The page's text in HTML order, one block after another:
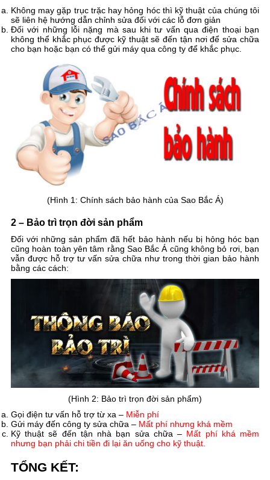
Không may gặp trục trặc hay hỏng hóc thì kỹ thuật của chúng tôi
sẽ liên hệ hướng dẫn chỉnh sửa đối với các lỗ đơn giản
Đối với những lỗi nặng mà sau khi tư vấn qua điện thoại bạn
không thể khắc phục được kỹ thuật sẽ đến tận nơi để sửa chữa
cho bạn hoặc bạn có thể gửi máy qua công ty để khắc phục.
(Hình 1: Chính sách bảo hành của Sao Bắc Á)
2 – Bảo trì trọn đời sản phẩm
Đối với những sản phẩm đã hết bảo hành nếu bị hỏng hóc bạn
cũng hoàn toàn yên tâm rằng Sao Bắc Á cũng không bỏ rơi, bạn
vẫn được hỗ trợ tư vấn sửa chữa như trong thời gian bảo hành
bằng các cách:
(Hình 2: Bảo trì trọn đời sản phẩm)
Gọi điện tư vấn hỗ trợ từ xa – Miễn phí
Gửi máy đến công ty sửa chữa – Mất phí nhưng khá mềm
Kỹ thuật sẽ đến tận nhà bạn sửa chữa – Mất phí khá mềm
nhưng bạn phải chi tiền đi lại ăn uống cho kỹ thuật.
TỔNG KẾT: